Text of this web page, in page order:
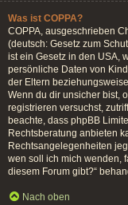
Was ist COPPA?
COPPA, ausgeschrieben
(deutsch: Gesetz zum
ist ein Gesetz in den USA,
persönliche Daten von
der Eltern
Wenn du dir unsicher bist,
registrieren versuchst,
beachte, dass phpBB
Rechtsberatung anbieten
Rechtsangelegenheiten
wen soll ich mich wenden,
diesem Forum gibt?“
Nach oben